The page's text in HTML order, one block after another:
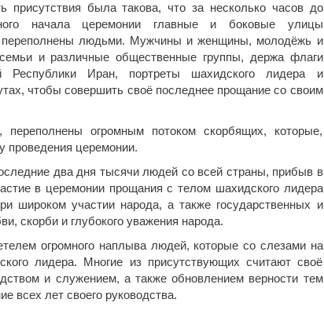
присутствия была такова, что за несколько часов до
начала церемонии главные и боковые улицы
переполнены людьми. Мужчины и женщины, молодёжь и
и различные общественные группы, держа флаги
Республики Иран, портреты шахидского лидера и
чтобы совершить своё последнее прощание со своим
огромным потоком скорбящих, которые,
проведения церемонии.
два дня тысячи людей со всей страны, прибыв в
в церемонии прощания с телом шахидского лидера
широком участии народа, а также государственных и
скорби и глубокого уважения народа.
огромного наплыва людей, которые со слезами на
лидера. Многие из присутствующих считают своё
и служением, а также обновлением верности тем
всех лет своего руководства.